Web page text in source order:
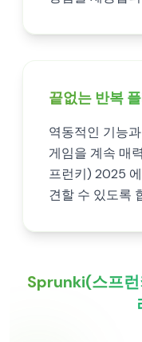
끝없는 반복
역동적인 기능
게임을 계속 매
프런키) 2025
견할 수 있도록
Sprunki(스프